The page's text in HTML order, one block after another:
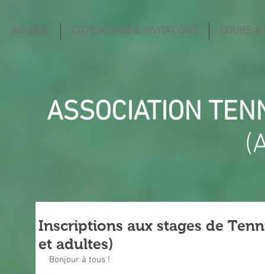
ACCUEIL COTISATIONS & INVITATIONS COURS &
ASSOCIATION
Inscriptions aux stages de
et adultes)
Bonjour à tous !